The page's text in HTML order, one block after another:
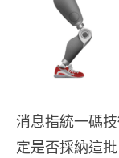
消息指統一碼
定是否採納這